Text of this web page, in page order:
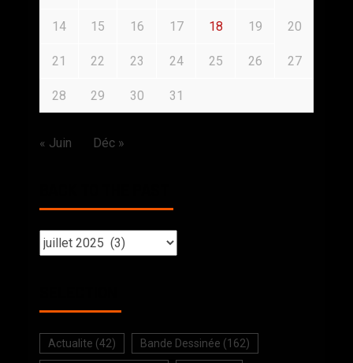
14 15 16 17 18 19 20
21 22 23 24 25 26 27
28 29 30 31
« Juin Déc »
Actualite (42) Bande Dessinée (162)